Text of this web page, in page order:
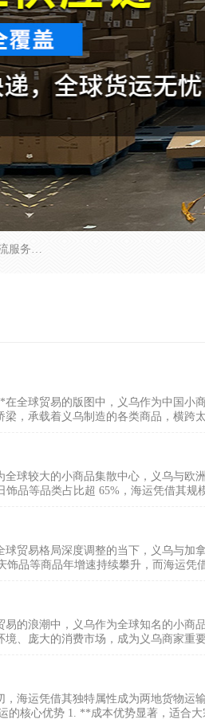
欧洲海运双清包税 美国*专线 加拿大DDP双清 墨西哥跨境空运 澳大利亚专线物流 跨境电商物流服务 国际快递到门服务 海运*渠道 一站式跨境物流解决方案 TikTok/SHEIN专线 电商平台FBA头程运输 国际铁路运输欧洲 UPS/DDHL/联邦快递跨境 美国双清到门物流 跨境*运输
全球贸易的版图中，义乌作为中国小
，承载着义乌制造的各类商品，横跨
球较大的小商品集散中心，义乌与欧
品等品类占比超 65%，海运凭借其规
贸易格局深度调整的当下，义乌与加
品等商品年增速持续攀升，而海运凭
的浪潮中，义乌作为全球知名的小商
、庞大的消费市场，成为义乌商家重
海运凭借其独特属性成为两地货物运
的核心优势 1. **成本优势显著，适合